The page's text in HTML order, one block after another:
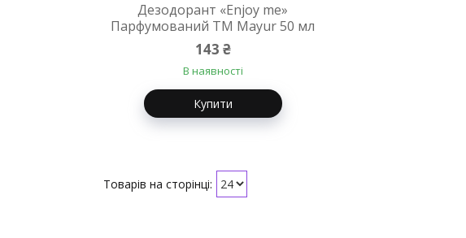
Дезодорант «Enjoy me»
Парфумований ТМ Mayur 50 мл
143 ₴
В наявності
Купити